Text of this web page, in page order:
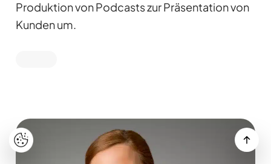
Produktion von Podcasts zur Präsentation von
Kunden um.